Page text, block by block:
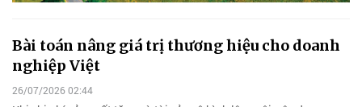
Bài toán nâng giá trị thương hiệu cho doanh
nghiệp Việt
26/07/2026 02:44